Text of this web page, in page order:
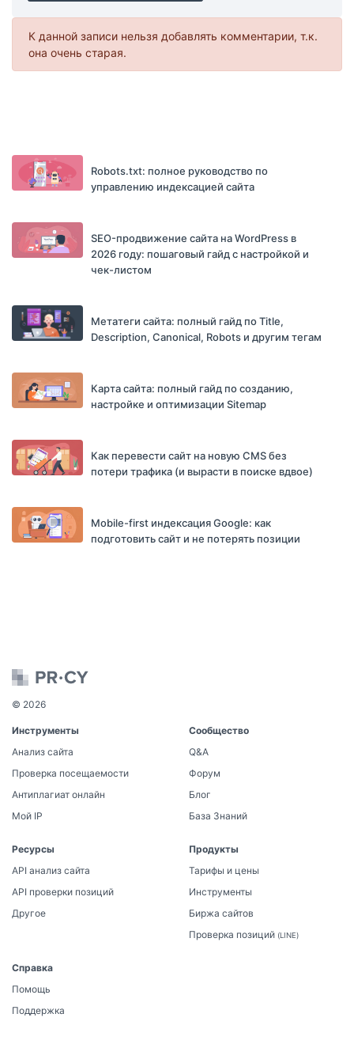
К данной записи нельзя добавлять комментарии, т.к.
она очень старая.
Robots.txt: полное руководство по
управлению индексацией сайта
SEO-продвижение сайта на WordPress в
2026 году: пошаговый гайд с настройкой и
чек-листом
Метатеги сайта: полный гайд по Title,
Description, Canonical, Robots и другим тегам
Карта сайта: полный гайд по созданию,
настройке и оптимизации Sitemap
Как перевести сайт на новую CMS без
потери трафика (и вырасти в поиске вдвое)
Mobile-first индексация Google: как
подготовить сайт и не потерять позиции
© 2026
Инструменты
Анализ сайта
Проверка посещаемости
Антиплагиат онлайн
Мой IP
Сообщество
Q&A
Форум
Блог
База Знаний
Ресурсы
API анализ сайта
API проверки позиций
Другое
Продукты
Тарифы и цены
Инструменты
Биржа сайтов
Проверка позиций (LINE)
Справка
Помощь
Поддержка